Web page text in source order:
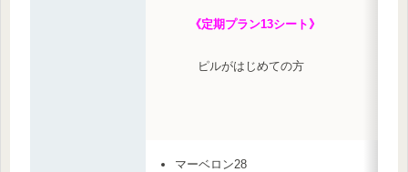
《定期プラン13シート》
ピルがはじめての方
マーベロン28